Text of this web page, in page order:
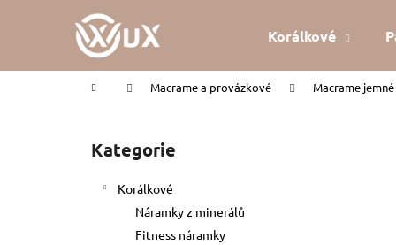
Korálkové
Domů Macrame a provázkové Macrame
Přeskočit
kategorie
Kategorie
Korálkové
Náramky z minerálů
Fitness náramky
í
Zpět
do
Zpět
do